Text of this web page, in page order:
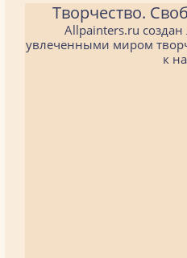
Творчество.
Allpainters.ru
увлеченными миром
к